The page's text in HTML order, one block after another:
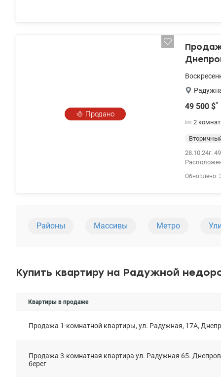
Продано
49 500 $*
2
28.10.24г.
2) Жилье
Обновлено:
Районы Массивы Метро
Купить квартиру на Радужной
Квартиры в продаже
Продажа 1-комнатной квартиры, ул. Радужная, 17А,
Продажа 3-комнатная квартира ул. Радужная 65.
берег